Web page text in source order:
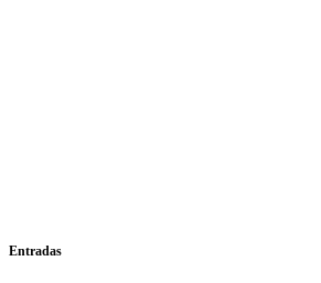
Entradas